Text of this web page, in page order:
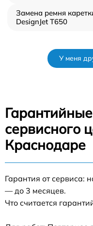
Замена ремня
DesignJet T650
У меня
сервисного
Краснодаре
Гарантия от сервиса:
— до 3 месяцев.
Что считается